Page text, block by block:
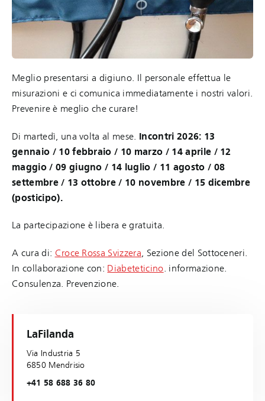
Meglio presentarsi a digiuno. Il personale effettua le
misurazioni e ci comunica immediatamente i nostri valori.
Prevenire è meglio che curare!
Di martedì, una volta al mese. Incontri 2026: 13
gennaio / 10 febbraio / 10 marzo / 14 aprile / 12
maggio / 09 giugno / 14 luglio / 11 agosto / 08
settembre / 13 ottobre / 10 novembre / 15 dicembre
(posticipo).
La partecipazione è libera e gratuita.
A cura di: Croce Rossa Svizzera , Sezione del Sottoceneri.
In collaborazione con: Diabeteticino . informazione.
Consulenza. Prevenzione.
LaFilanda
Via Industria 5
6850 Mendrisio
+41 58 688 36 80